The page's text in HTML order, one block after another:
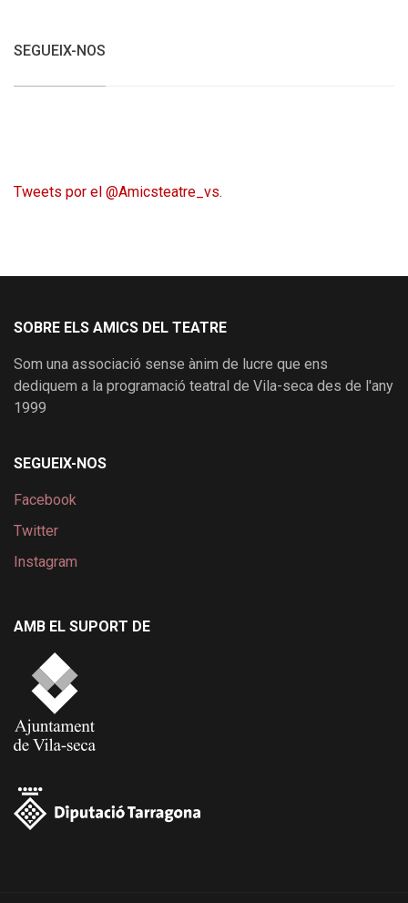
SEGUEIX-NOS
Tweets por el @Amicsteatre_vs.
SOBRE ELS AMICS DEL TEATRE
Som una associació sense ànim de lucre que ens
dediquem a la programació teatral de Vila-seca des de l'any
1999
SEGUEIX-NOS
Facebook
Twitter
Instagram
AMB EL SUPORT DE